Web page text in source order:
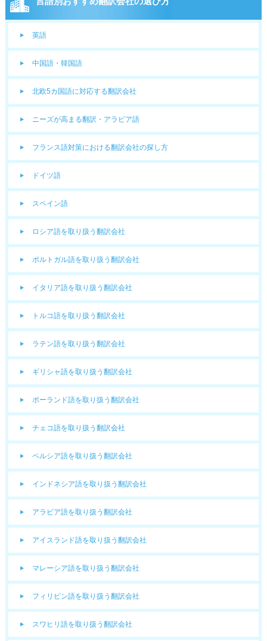
英語
中国語・韓国語
北欧5カ国語に対応する翻訳会社
ニーズが高まる翻訳・アラビア語
フランス語対策における翻訳会社の探し方
ドイツ語
スペイン語
ロシア語を取り扱う翻訳会社
ポルトガル語を取り扱う翻訳会社
イタリア語を取り扱う翻訳会社
トルコ語を取り扱う翻訳会社
ラテン語を取り扱う翻訳会社
ギリシャ語を取り扱う翻訳会社
ポーランド語を取り扱う翻訳会社
チェコ語を取り扱う翻訳会社
ペルシア語を取り扱う翻訳会社
インドネシア語を取り扱う翻訳会社
アラビア語を取り扱う翻訳会社
アイスランド語を取り扱う翻訳会社
マレーシア語を取り扱う翻訳会社
フィリピン語を取り扱う翻訳会社
スワヒリ語を取り扱う翻訳会社